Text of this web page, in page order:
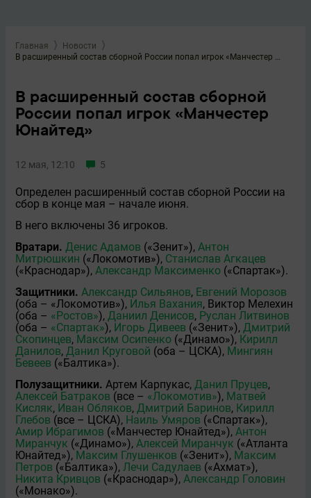
Главная
Новости
В расширенный состав сборной России попал игрок «Манчестер Юнайтед»
В расширенный состав сборной
России попал игрок «Манчестер
Юнайтед»
12 мая, 12:10 5
Определен расширенный состав сборной России на
сбор в конце мая – начале июня.
В него включены 36 игроков.
Вратари. Денис Адамов («Зенит»), Антон
Митрюшкин («Локомотив»), Станислав Агкацев
(«Краснодар»), Александр Максименко («Спартак»).
Защитники. Александр Сильянов, Евгений Морозов
(оба – «Локомотив»), Илья Вахания, Виктор Мелeхин
(оба – «Ростов»), Даниил Денисов, Руслан Литвинов
(оба – «Спартак»), Игорь Дивеев («Зенит»), Дмитрий
Скопинцев, Максим Осипенко («Динамо»), Кирилл
Данилов, Данил Круговой (оба – ЦСКА), Мингиян
Бевеев («Балтика»).
Полузащитники. Артeм Карпукас, Данил Пруцев,
Алексей Батраков (все – «Локомотив»), Матвей
Кисляк, Иван Обляков, Дмитрий Баринов, Кирилл
Глебов (все – ЦСКА), Наиль Умяров («Спартак»),
Амир Ибрагимов («Манчестер Юнайтед»), Антон
Миранчук («Динамо»), Алексей Миранчук («Атланта
Юнайтед»), Максим Глушенков («Зенит»), Максим
Петров («Балтика»), Лечи Садулаев («Ахмат»),
Никита Кривцов («Краснодар»), Александр Головин
(«Монако»).